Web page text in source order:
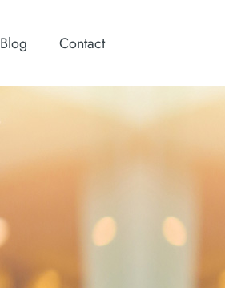
Blog Contact